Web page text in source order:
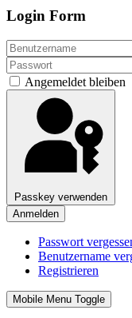
Login Form
Angemeldet bleiben
Passkey verwenden
Anmelden
Passwort
Benutzername
Registrieren
Mobile Menu Toggle